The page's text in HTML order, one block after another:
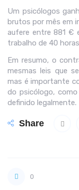
Um psicólogos
brutos por mês em
aufere entre 881 €
trabalho de 40
Em resumo, o
mesmas leis que
mas é importante
do psicólogo,
definido legalmente.
Share
0